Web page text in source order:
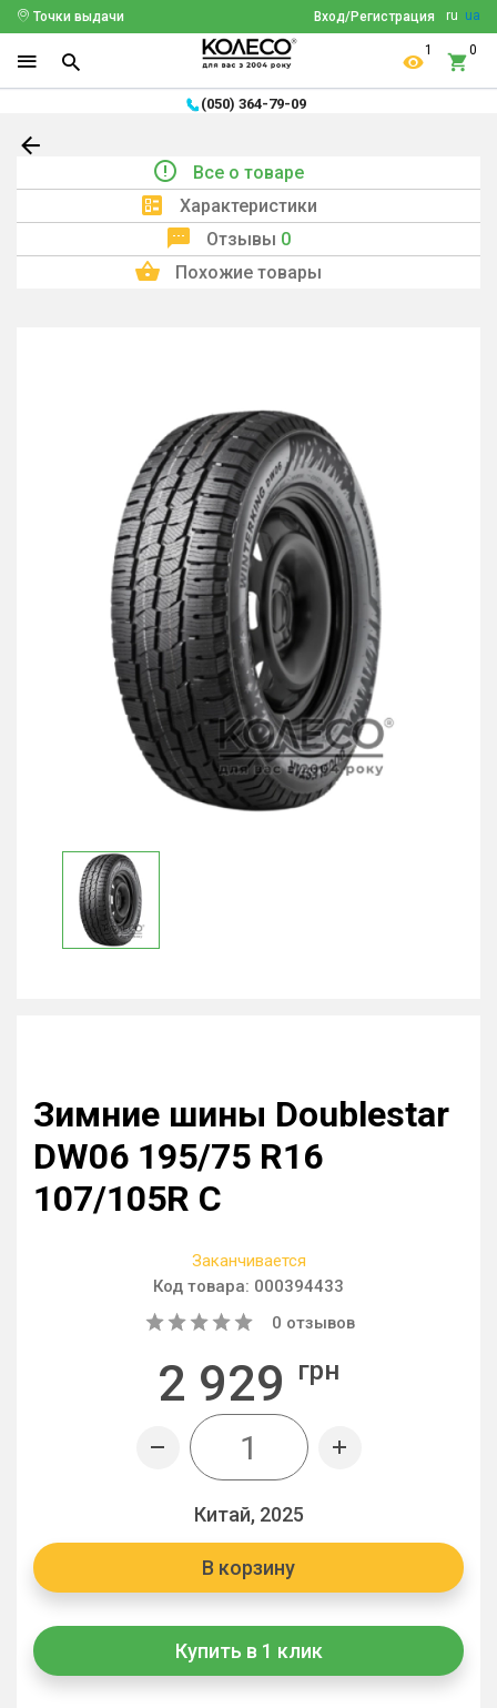
ru ua
Вход/Регистрация
Точки выдачи
1 0
(050) 364-79-09
Все о товаре
Характеристики
Отзывы 0
Похожие товары
Зимние шины Doublestar
DW06 195/75 R16
107/105R C
Заканчивается
Код товара: 000394433
0 отзывов
2 929 грн
Китай, 2025
В корзину
Купить в 1 клик